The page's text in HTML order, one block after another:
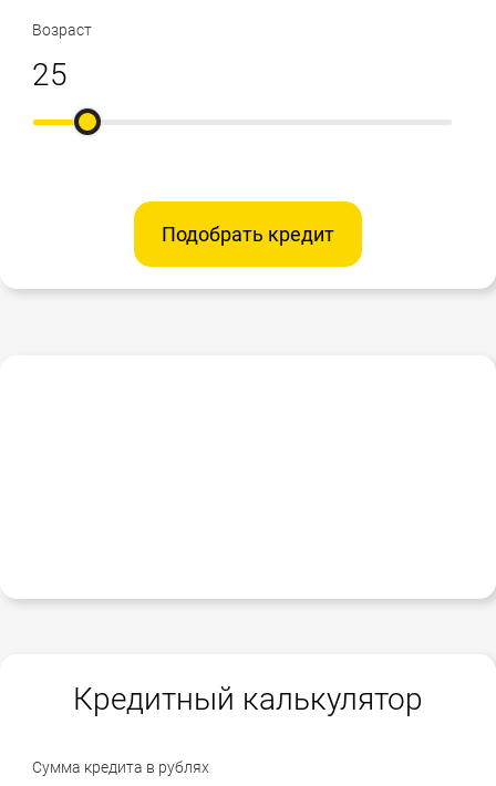
Возраст
Подобрать кредит
Кредитный калькулятор
Сумма кредита в рублях